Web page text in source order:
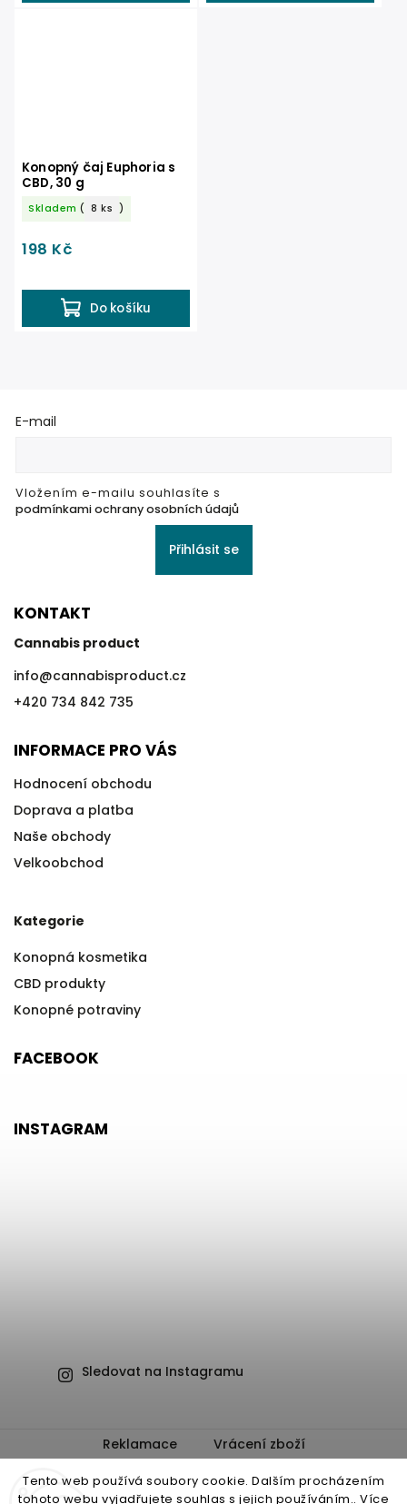
Tento web používá soubory cookie. Dalším procházením
tohoto webu vyjadřujete souhlas s jejich používáním.. Více
Konopný čaj Euphoria s
CBD, 30 g
Skladem ( 8 ks )
198 Kč
Do košíku
E-mail
Vložením e-mailu souhlasíte s
podmínkami ochrany osobních údajů
Přihlásit se
KONTAKT
Cannabis product
info@cannabisproduct.cz
+420 734 842 735
INFORMACE PRO VÁS
Hodnocení obchodu
Doprava a platba
Naše obchody
Velkoobchod
Kategorie
Konopná kosmetika
CBD produkty
Konopné potraviny
FACEBOOK
INSTAGRAM
Sledovat na Instagramu
Reklamace
Vrácení zboží
Obchodní podmínky
Ochrana osobních údajů